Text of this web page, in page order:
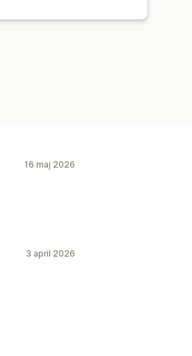
16 maj 2026
3 april 2026